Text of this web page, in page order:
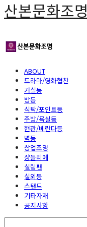
산본문화조명
ABOUT
드라마/영화협찬
거실등
방등
식탁/포인트등
주방/욕실등
현관/베란다등
벽등
상업조명
샹들리에
실링팬
실외등
스탠드
기타자재
공지사항